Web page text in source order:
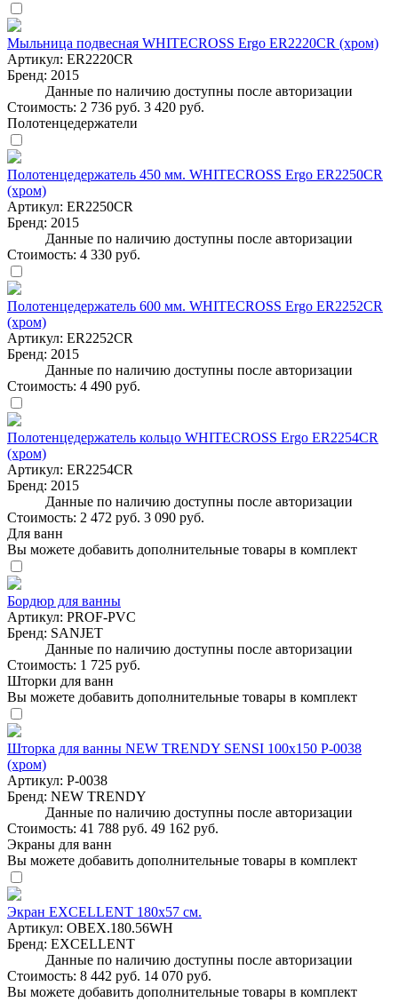
Мыльница подвесная WHITECROSS Ergo ER2220CR (хром)
Артикул: ER2220CR
Бренд: 2015
Данные по наличию доступны после авторизации
Стоимость: 2 736 руб. 3 420 руб.
Полотенцедержатели
Полотенцедержатель 450 мм. WHITECROSS Ergo ER2250CR
(хром)
Артикул: ER2250CR
Бренд: 2015
Данные по наличию доступны после авторизации
Стоимость: 4 330 руб.
Полотенцедержатель 600 мм. WHITECROSS Ergo ER2252CR
(хром)
Артикул: ER2252CR
Бренд: 2015
Данные по наличию доступны после авторизации
Стоимость: 4 490 руб.
Полотенцедержатель кольцо WHITECROSS Ergo ER2254CR
(хром)
Артикул: ER2254CR
Бренд: 2015
Данные по наличию доступны после авторизации
Стоимость: 2 472 руб. 3 090 руб.
Для ванн
Вы можете добавить дополнительные товары в комплект
Бордюр для ванны
Артикул: PROF-PVC
Бренд: SANJET
Данные по наличию доступны после авторизации
Стоимость: 1 725 руб.
Шторки для ванн
Вы можете добавить дополнительные товары в комплект
Шторка для ванны NEW TRENDY SENSI 100x150 P-0038
(хром)
Артикул: P-0038
Бренд: NEW TRENDY
Данные по наличию доступны после авторизации
Стоимость: 41 788 руб. 49 162 руб.
Экраны для ванн
Вы можете добавить дополнительные товары в комплект
Экран EXCELLENT 180х57 см.
Артикул: OBEX.180.56WH
Бренд: EXCELLENT
Данные по наличию доступны после авторизации
Стоимость: 8 442 руб. 14 070 руб.
Вы можете добавить дополнительные товары в комплект